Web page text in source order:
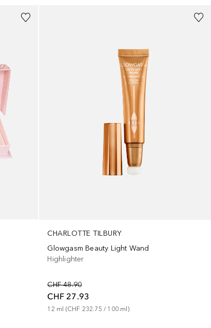
CHARLOTTE TILBURY
Glowgasm Beauty Light Wand
Highlighter
CHF 48.90
CHF 27.93
12 ml (CHF 232.75 / 100 ml)